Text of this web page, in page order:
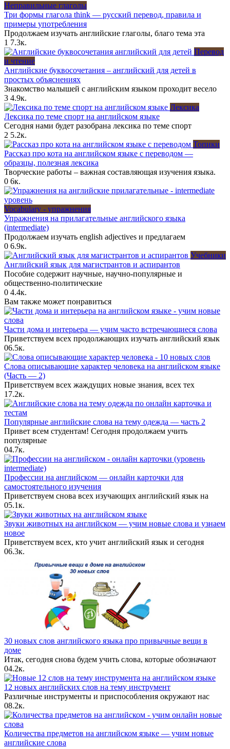
Неправильные глаголы
Три формы глагола think — русский перевод, правила и
примеры употребления
Продолжаем изучать английские глаголы, благо тема эта
1 7.3к.
Перевод
и чтение
Английские буквосочетания – английский для детей в
простых объяснениях
Знакомство малышей с английским языком проходит весело
3 4.9к.
Лексика
Лексика по теме спорт на английском языке
Сегодня нами будет разобрана лексика по теме спорт
2 5.2к.
Топики
Рассказ про кота на английском языке с переводом —
образцы, полезная лексика
Творческие работы – важная составляющая изучения языка.
0 6к.
Vocabulary - упражнения
Упражнения на прилагательные английского языка
(intermediate)
Продолжаем изучать english adjectives и предлагаем
0 6.9к.
Учебники
Английский язык для магистрантов и аспирантов
Пособие содержит научные, научно-популярные и
общественно-политические
0 4.4к.
Вам также может понравиться
Части дома и интерьера — учим часто встречающиеся слова
Приветствуем всех продолжающих изучать английский язык
06.5к.
Слова описывающие характер человека на английском языке
(Часть — 2)
Приветствуем всех жаждущих новые знания, всех тех
1 7.2к.
Популярные английские слова на тему одежда — часть 2
Привет всем студентам! Сегодня продолжаем учить
популярные
04.7к.
Профессии на английском — онлайн карточки для
самостоятельного изучения
Приветствуем снова всех изучающих английский язык на
05.1к.
Звуки животных на английском — учим новые слова и узнаем
новое
Приветствуем всех, кто учит английский язык и сегодня
06.3к.
30 новых слов английского языка про привычные вещи в
доме
Итак, сегодня снова будем учить слова, которые обозначают
04.2к.
12 новых английских слов на тему инструмент
Различные инструменты и приспособления окружают нас
08.2к.
Количества предметов на английском языке — учим новые
английские слова